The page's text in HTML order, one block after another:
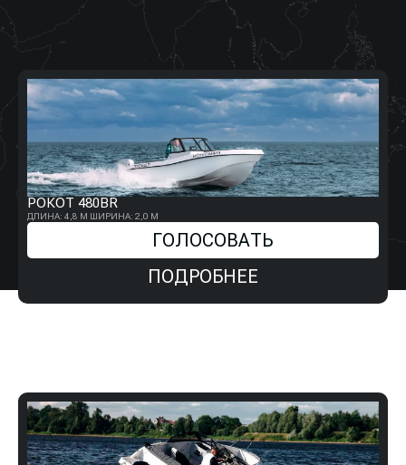
РОКОТ 480BR
ДЛИНА: 4,8 М ШИРИНА: 2,0 М
ГОЛОСОВАТЬ
ПОДРОБНЕЕ